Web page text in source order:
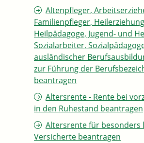
Altenpfleger,
Familienpfleger,
Heilpädagoge, Jugend- und
Sozialarbeiter,
ausländischer
zur Führung der
beantragen
Altersrente - Rente bei
in den Ruhestand beantragen
Altersrente für besonders
Versicherte beantragen